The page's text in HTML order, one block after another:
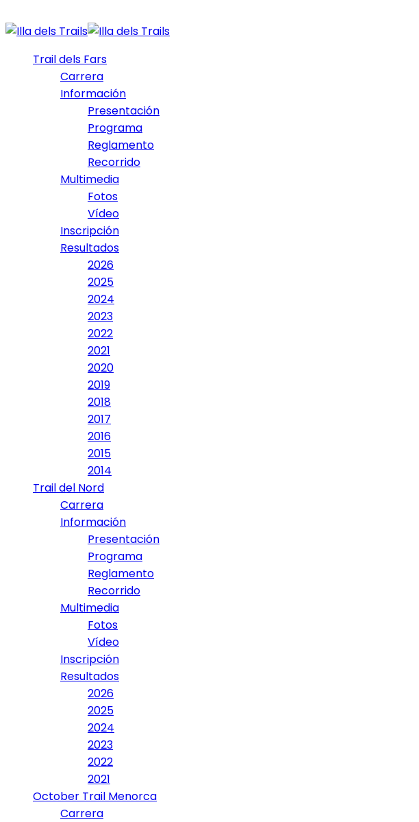
Trail dels Fars
Carrera
Información
Presentación
Programa
Reglamento
Recorrido
Multimedia
Fotos
Vídeo
Inscripción
Resultados
2026
2025
2024
2023
2022
2021
2020
2019
2018
2017
2016
2015
2014
Trail del Nord
Carrera
Información
Presentación
Programa
Reglamento
Recorrido
Multimedia
Fotos
Vídeo
Inscripción
Resultados
2026
2025
2024
2023
2022
2021
October Trail Menorca
Carrera